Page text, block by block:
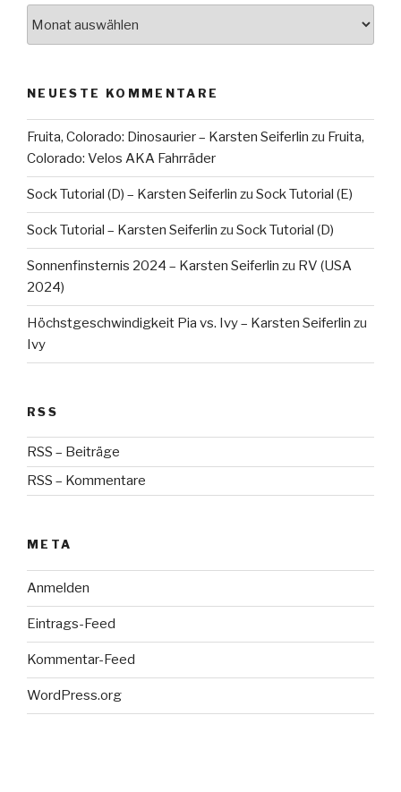
NEUESTE KOMMENTARE
Fruita, Colorado: Dinosaurier – Karsten Seiferlin zu Fruita,
Colorado: Velos AKA Fahrräder
Sock Tutorial (D) – Karsten Seiferlin zu Sock Tutorial (E)
Sock Tutorial – Karsten Seiferlin zu Sock Tutorial (D)
Sonnenfinsternis 2024 – Karsten Seiferlin zu RV (USA
2024)
Höchstgeschwindigkeit Pia vs. Ivy – Karsten Seiferlin zu
Ivy
RSS
RSS – Beiträge
RSS – Kommentare
META
Anmelden
Eintrags-Feed
Kommentar-Feed
WordPress.org